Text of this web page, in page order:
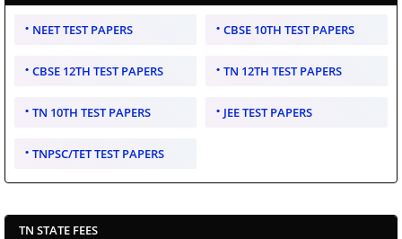
NEET TEST PAPERS CBSE 10TH TEST PAPERS
CBSE 12TH TEST PAPERS TN 12TH TEST PAPERS
TN 10TH TEST PAPERS JEE TEST PAPERS
TNPSC/TET TEST PAPERS
TN STATE FEES